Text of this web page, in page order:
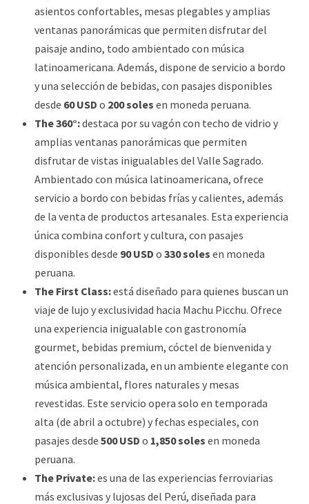
asientos confortables, mesas plegables y amplias
ventanas panorámicas que permiten disfrutar del
paisaje andino, todo ambientado con música
latinoamericana. Además, dispone de servicio a bordo
y una selección de bebidas, con pasajes disponibles
desde 60 USD o 200 soles en moneda peruana.
The 360°:destaca por su vagón con techo de vidrio y
amplias ventanas panorámicas que permiten
disfrutar de vistas inigualables del Valle Sagrado.
Ambientado con música latinoamericana, ofrece
servicio a bordo con bebidas frías y calientes, además
de la venta de productos artesanales. Esta experiencia
única combina confort y cultura, con pasajes
disponibles desde 90 USD o 330 soles en moneda
peruana.
The First Class:está diseñado para quienes buscan un
viaje de lujo y exclusividad hacia Machu Picchu. Ofrece
una experiencia inigualable con gastronomía
gourmet, bebidas premium, cóctel de bienvenida y
atención personalizada, en un ambiente elegante con
música ambiental, flores naturales y mesas
revestidas. Este servicio opera solo en temporada
alta (de abril a octubre) y fechas especiales, con
pasajes desde 500 USD o 1,850 soles en moneda
peruana.
The Private:es una de las experiencias ferroviarias
más exclusivas y lujosas del Perú, diseñada para